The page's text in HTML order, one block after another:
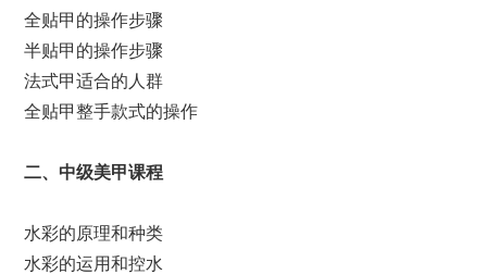
全贴甲的操作步骤
半贴甲的操作步骤
法式甲适合的人群
全贴甲整手款式的操作
二、中级美甲课程
水彩的原理和种类
水彩的运用和控水